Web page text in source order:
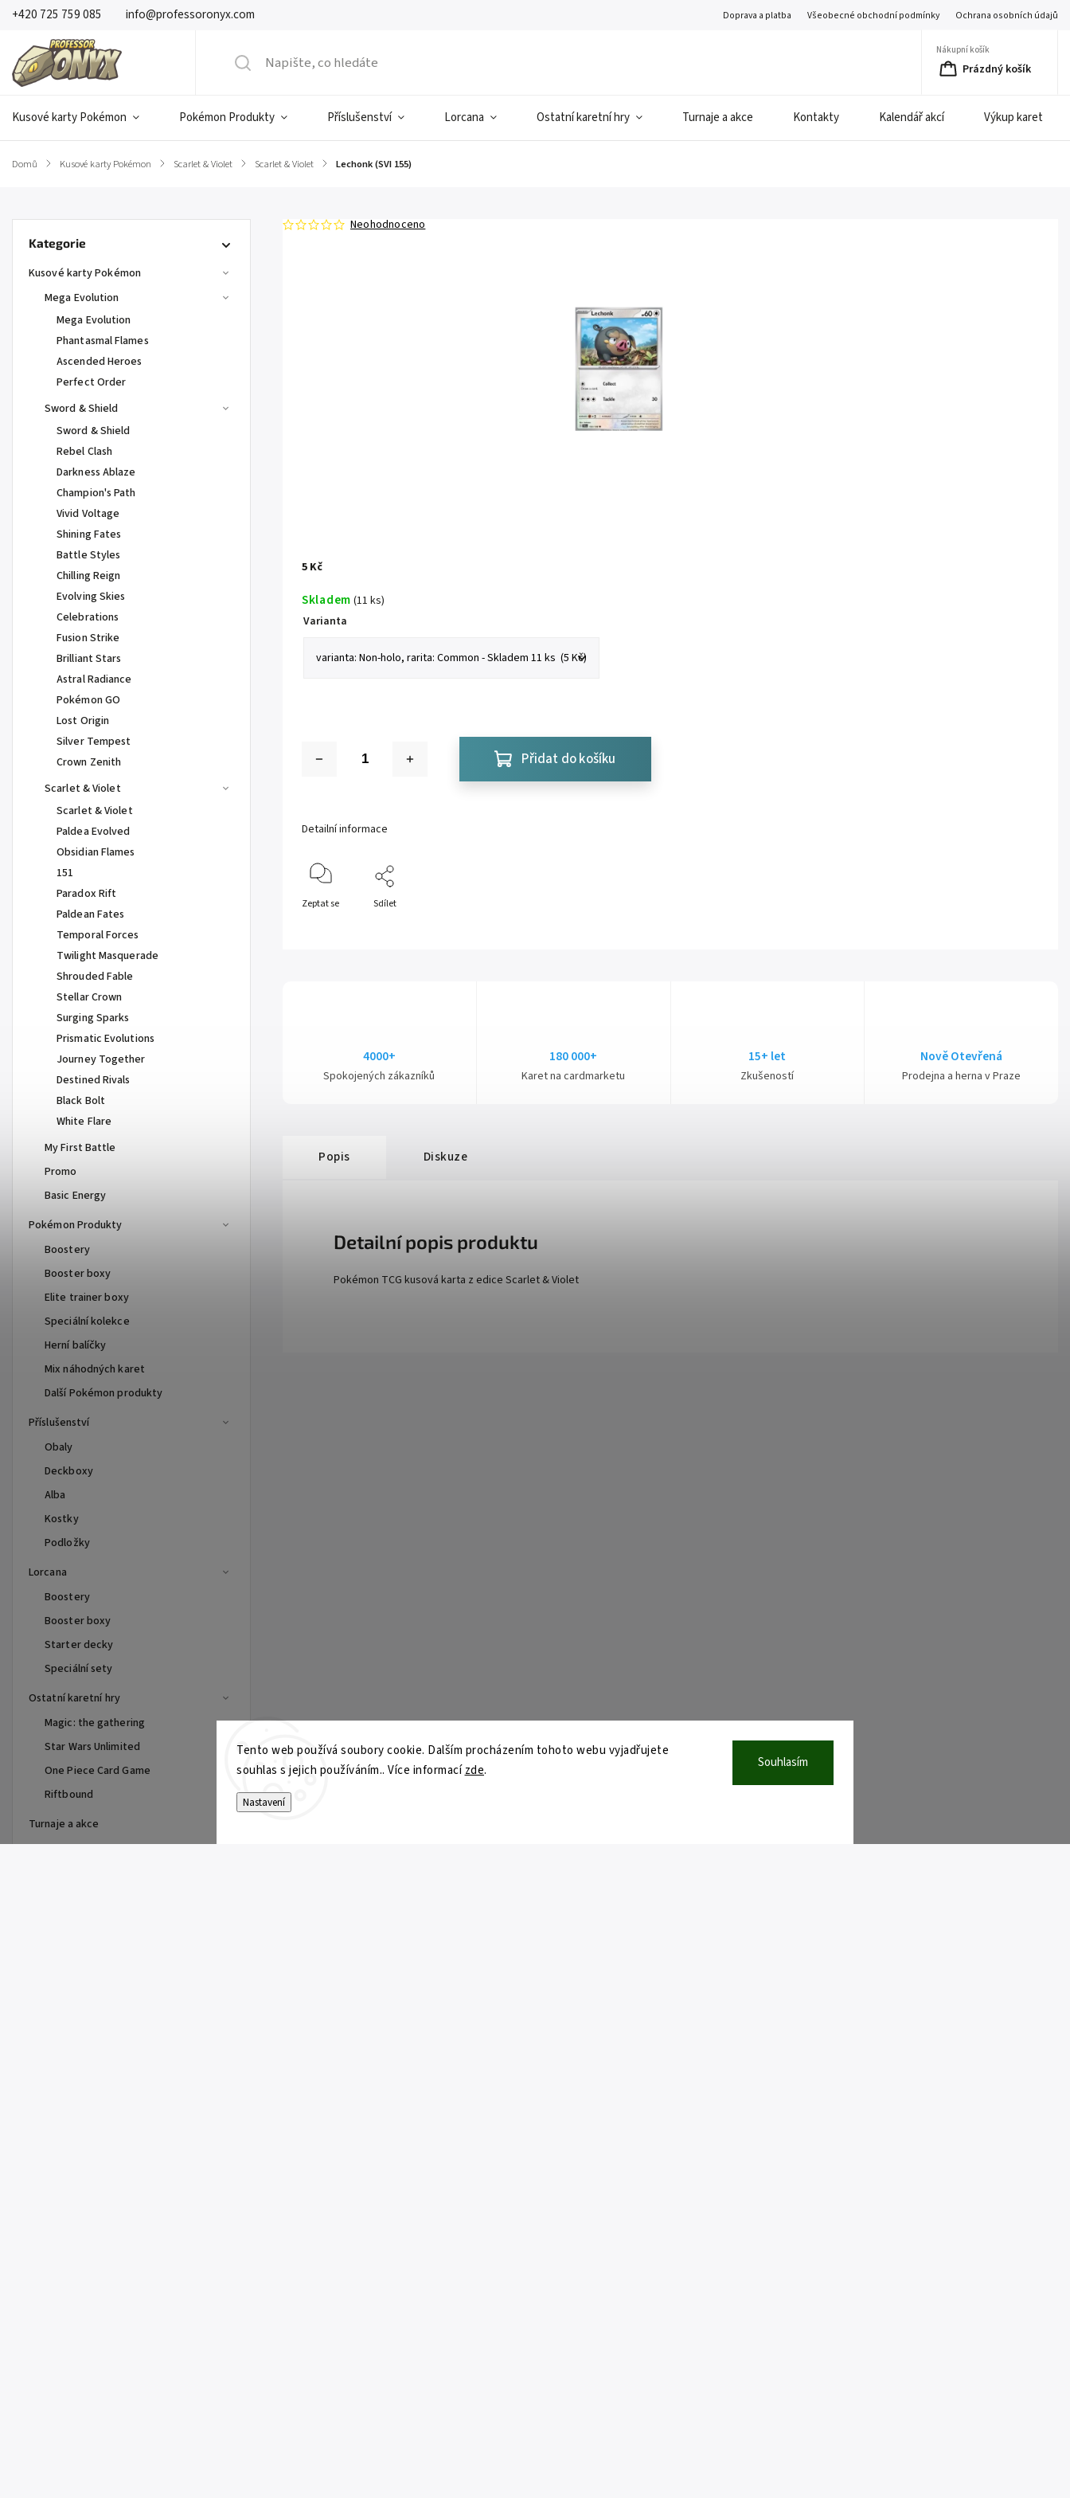
Tento web používá soubory cookie. Dalším procházením tohoto webu vyjadřujete
souhlas s jejich používáním.. Více informacízde.
Nastavení
Souhlasím
+420 725 759 085 info@professoronyx.com Doprava a platba Všeobecné obchodní podmínky Ochrana osobních údajů
Nákupní košík
Prázdný košík
Kusové karty Pokémon Pokémon Produkty Příslušenství Lorcana Ostatní karetní hry Turnaje a akce Kontakty Kalendář akcí Výkup karet
Domů / Kusové karty Pokémon / Scarlet & Violet / Scarlet & Violet / Lechonk (SVI 155)
Kategorie
Kusové karty Pokémon
Mega Evolution
Mega Evolution
Phantasmal Flames
Ascended Heroes
Perfect Order
Sword & Shield
Sword & Shield
Rebel Clash
Darkness Ablaze
Champion's Path
Vivid Voltage
Shining Fates
Battle Styles
Chilling Reign
Evolving Skies
Celebrations
Fusion Strike
Brilliant Stars
Astral Radiance
Pokémon GO
Lost Origin
Silver Tempest
Crown Zenith
Scarlet & Violet
Scarlet & Violet
Paldea Evolved
Obsidian Flames
151
Paradox Rift
Paldean Fates
Temporal Forces
Twilight Masquerade
Shrouded Fable
Stellar Crown
Surging Sparks
Prismatic Evolutions
Journey Together
Destined Rivals
Black Bolt
White Flare
My First Battle
Promo
Basic Energy
Pokémon Produkty
Boostery
Booster boxy
Elite trainer boxy
Speciální kolekce
Herní balíčky
Mix náhodných karet
Další Pokémon produkty
Příslušenství
Obaly
Deckboxy
Alba
Kostky
Podložky
Lorcana
Boostery
Booster boxy
Starter decky
Speciální sety
Ostatní karetní hry
Magic: the gathering
Star Wars Unlimited
One Piece Card Game
Riftbound
Turnaje a akce
Neohodnoceno
5 Kč
Skladem (11 ks)
Varianta
Přidat do košíku
Detailní informace
Zeptat se Sdílet
4000+
Spokojených zákazníků
180 000+
Karet na cardmarketu
15+ let
Zkušeností
Nově Otevřená
Prodejna a herna v Praze
Popis Diskuze
Detailní popis produktu
Pokémon TCG kusová karta z edice Scarlet & Violet